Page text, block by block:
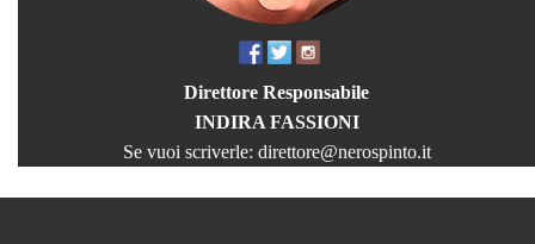
Direttore Responsabile
INDIRA FASSIONI
Se vuoi scriverle: direttore@nerospinto.it